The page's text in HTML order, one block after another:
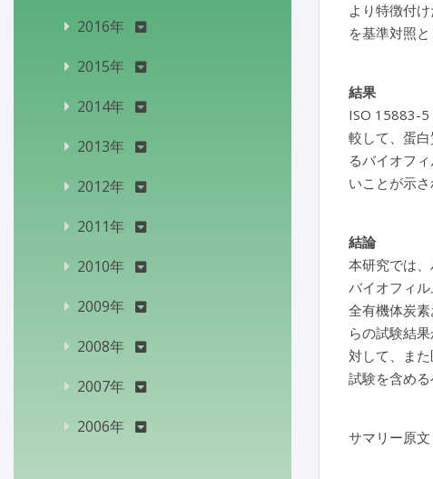
より特徴付
を基準対照と
結果
ISO 15883-5
較して、蛋
るバイオフ
いことが示さ
結論
本研究では
バイオフィ
全有機体炭
らの試験結
対して、ま
試験を含める
サマリー原
2016年
2015年
2014年
2013年
2012年
2011年
2010年
2009年
2008年
2007年
2006年